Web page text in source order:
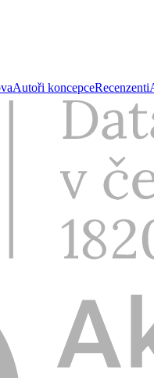
Autoři koncepceRecenzenti